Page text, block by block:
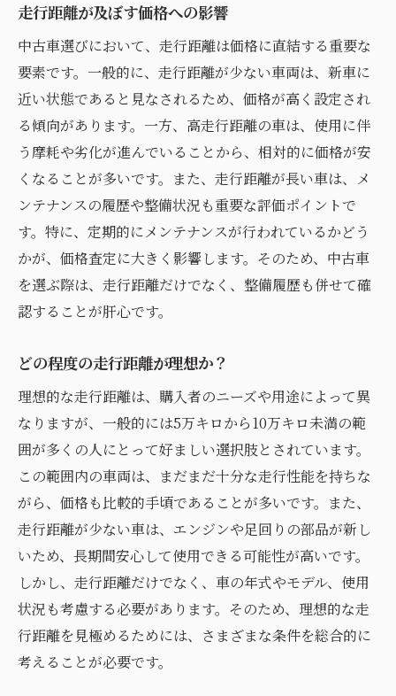
走行距離が及ぼす価格への影響
中古車選びにおいて、走行距離は価格に直結する重要な
要素です。一般的に、走行距離が少ない車両は、新車に
近い状態であると見なされるため、価格が高く設定され
る傾向があります。一方、高走行距離の車は、使用に伴
う摩耗や劣化が進んでいることから、相対的に価格が安
くなることが多いです。また、走行距離が長い車は、メ
ンテナンスの履歴や整備状況も重要な評価ポイントで
す。特に、定期的にメンテナンスが行われているかどう
かが、価格査定に大きく影響します。そのため、中古車
を選ぶ際は、走行距離だけでなく、整備履歴も併せて確
認することが肝心です。
どの程度の走行距離が理想か？
理想的な走行距離は、購入者のニーズや用途によって異
なりますが、一般的には5万キロから10万キロ未満の範
囲が多くの人にとって好ましい選択肢とされています。
この範囲内の車両は、まだまだ十分な走行性能を持ちな
がら、価格も比較的手頃であることが多いです。また、
走行距離が少ない車は、エンジンや足回りの部品が新し
いため、長期間安心して使用できる可能性が高いです。
しかし、走行距離だけでなく、車の年式やモデル、使用
状況も考慮する必要があります。そのため、理想的な走
行距離を見極めるためには、さまざまな条件を総合的に
考えることが必要です。